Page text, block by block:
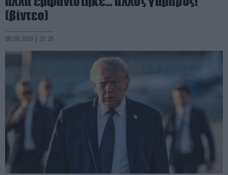
(βίντεο)
08.08.2026 | 21:25